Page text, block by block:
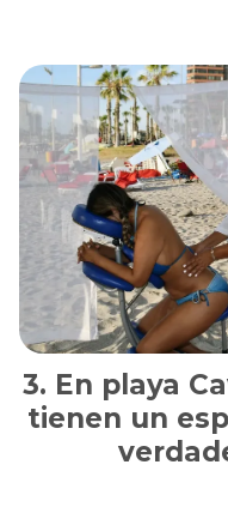
En playa
tienen un